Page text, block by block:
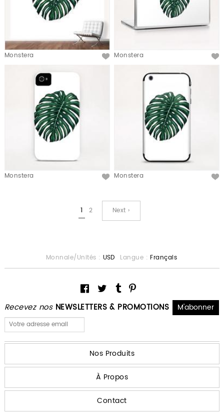
Monstera Monstera
Monstera Monstera
1 2 Next ›
Recevez nos NEWSLETTERS & PROMOTIONS
Monnaie/Unités : USD Langue : Français
Nos Produits
À Propos
Contact